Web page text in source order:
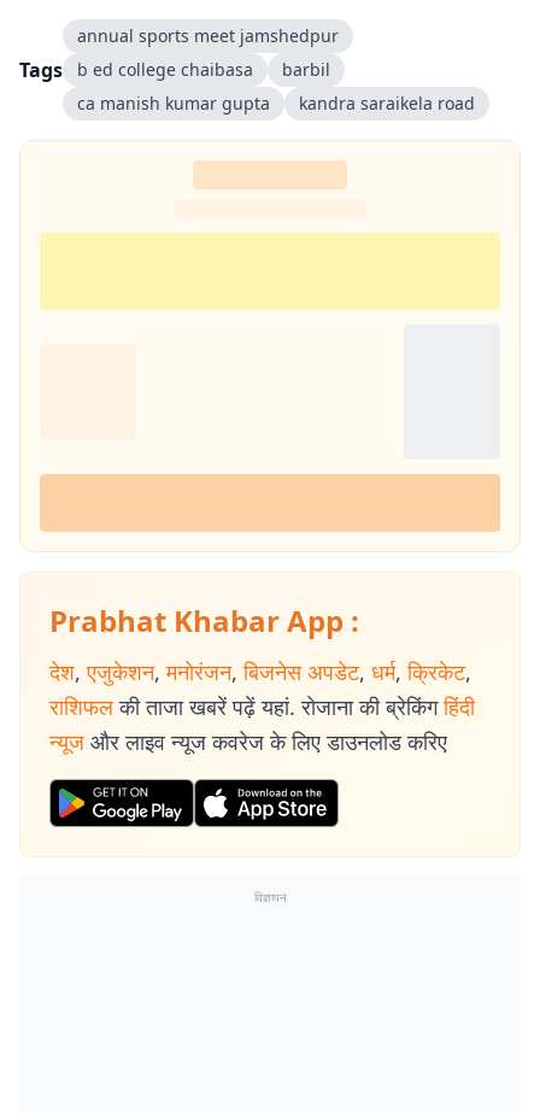
Tags
annual sports meet jamshedpur
b ed college chaibasa
barbil
ca manish kumar gupta
kandra saraikela road
Prabhat Khabar App :
देश, एजुकेशन, मनोरंजन, बिजनेस अपडेट, धर्म, क्रिकेट,
राशिफल की ताजा खबरें पढ़ें यहां. रोजाना की ब्रेकिंग हिंदी
न्यूज और लाइव न्यूज कवरेज के लिए डाउनलोड करिए
विज्ञापन